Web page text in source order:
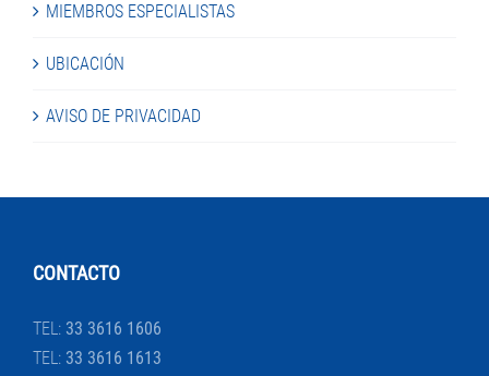
MIEMBROS ESPECIALISTAS
UBICACIÓN
AVISO DE PRIVACIDAD
CONTACTO
TEL: 33 3616 1606
TEL: 33 3616 1613